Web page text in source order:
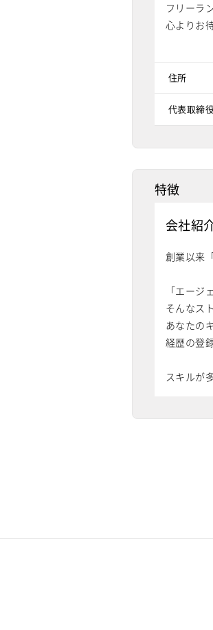
フリーラ
心よりお
住所
代表取締
特徴
会社紹
創業以来
「エー
そんなス
あなたの
経歴の登
スキルが